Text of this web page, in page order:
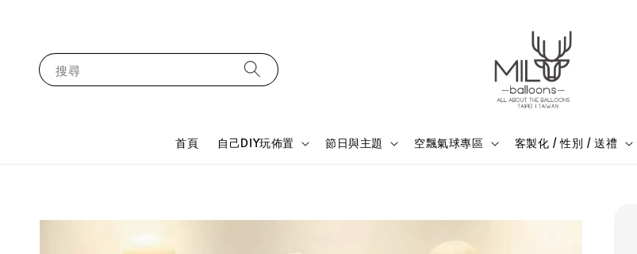
搜尋
首頁 自己DIY玩佈置 節日與主題 空飄氣球專區 客製化 / 性別 / 送禮